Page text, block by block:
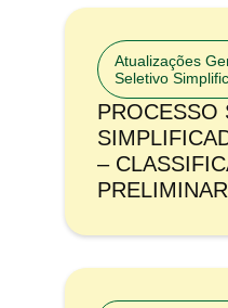
Atualizações
Seletivo
PROCESSO
–
PRELIMINAR